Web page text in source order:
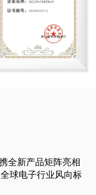
全新产品矩阵亮相
球电子行业风向标